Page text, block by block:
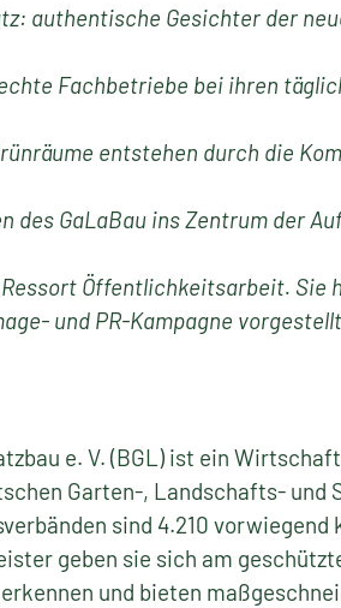
authentische Gesichter der
Fachbetriebe bei ihren
entstehen durch die
des GaLaBau ins Zentrum der
Öffentlichkeitsarbeit. Sie
und PR-Kampagne
e. V. (BGL) ist ein
Garten-, Landschafts- und
sind 4.210 vorwiegend
geben sie sich am
und bieten